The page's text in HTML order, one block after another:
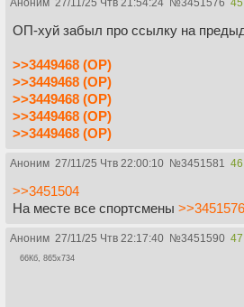
Аноним 27/11/25 Чтв 21:54:24 №3451576 45
ОП-хуй забыл про ссылку на
>>3449468 (OP)
>>3449468 (OP)
>>3449468 (OP)
>>3449468 (OP)
>>3449468 (OP)
Аноним 27/11/25 Чтв 22:00:10 №3451581 46
>>3451504
На месте все спортсмены >>3451576
Аноним 27/11/25 Чтв 22:17:40 №3451590 47
66Кб, 865x734